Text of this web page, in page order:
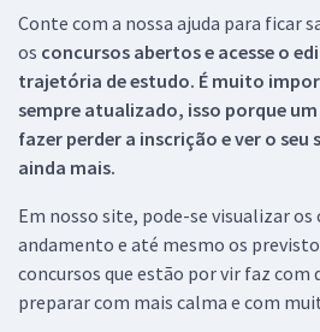
Conte com a nossa ajuda para ficar
os concursos abertos e acesse o
trajetória de estudo. É muito
sempre atualizado, isso porque
fazer perder a inscrição e ver o
ainda mais.
Em nosso site, pode-se visualizar os
andamento e até mesmo os
concursos que estão por vir faz com
preparar com mais calma e com